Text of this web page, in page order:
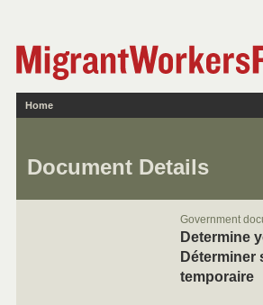
Home
Document Details
Government
Determine
Déterminer
temporaire